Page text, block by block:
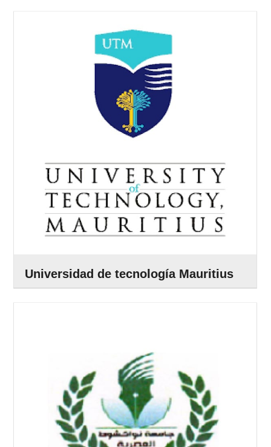
Universidad de tecnología Mauritius